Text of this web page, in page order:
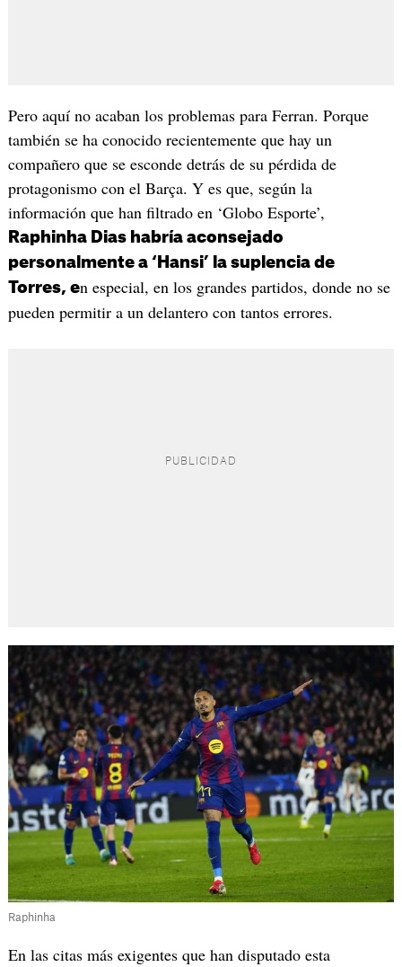
Pero aquí no acaban los problemas para Ferran. Porque
también se ha conocido recientemente que hay un
compañero que se esconde detrás de su pérdida de
protagonismo con el Barça. Y es que, según la
información que han filtrado en ‘Globo Esporte’,
Raphinha Dias habría aconsejado
personalmente a ‘Hansi’ la suplencia de
Torres, en especial, en los grandes partidos, donde no se
pueden permitir a un delantero con tantos errores.
Raphinha
En las citas más exigentes que han disputado esta